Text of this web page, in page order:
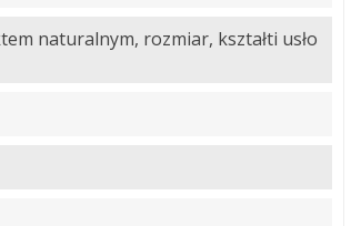
naturalnym, rozmiar, kształti usło